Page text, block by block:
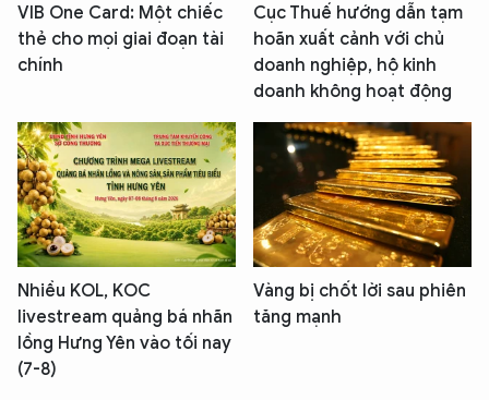
VIB One Card: Một chiếc
thẻ cho mọi giai đoạn tài
chính
Cục Thuế hướng dẫn tạm
hoãn xuất cảnh với chủ
doanh nghiệp, hộ kinh
doanh không hoạt động
Nhiều KOL, KOC
livestream quảng bá nhãn
lồng Hưng Yên vào tối nay
(7-8)
Vàng bị chốt lời sau phiên
tăng mạnh